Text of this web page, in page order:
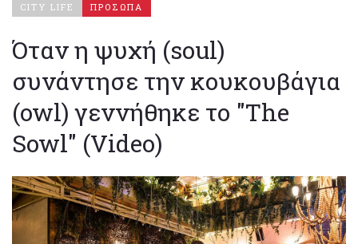
CITY LIFE ΠΡΟΣΩΠΑ
Όταν η ψυχή (soul)
συνάντησε την κουκουβάγια
(owl) γεννήθηκε το "The
Sowl" (Video)